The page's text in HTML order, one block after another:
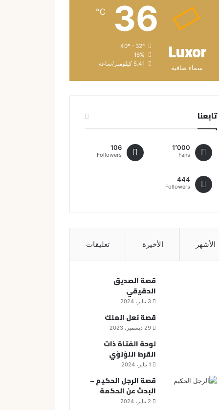
Luxor
سماء صافية
36
℃
40º - 32º
16%
5.41 كيلومتر/ساعة
تابعنا
1٬000
Fans
106
Followers
444
Followers
الأشهر الأخيرة تعليقات
قصة الصديق
الحقيقي
3 يناير، 2024
قصة نعل الملك
29 ديسمبر، 2023
لوحة الفتاة ذات
القرط اللؤلؤي
1 يناير، 2024
قصة الرجل الحكيم –
البحث عن الحكمة
2 يناير، 2024